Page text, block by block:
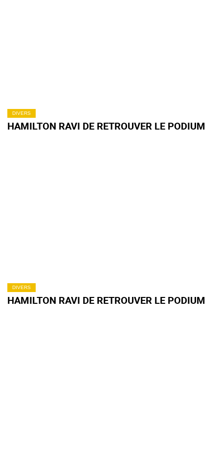
DIVERS
HAMILTON RAVI DE RETROUVER LE PODIUM
DIVERS
HAMILTON RAVI DE RETROUVER LE PODIUM